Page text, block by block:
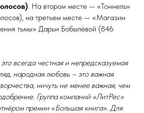
. На втором месте — «Тоннель»
на третьем месте — «Магазин
тьмы» Дарьи Бобылёвой (846
всегда честная и непредсказуемая
народная любовь – это важная
ничуть не менее важная, чем
Группа компаний «ЛитРес»
премии «Большая книга». Для